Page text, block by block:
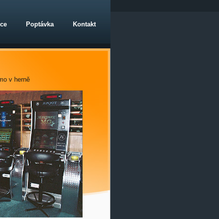
Poptávka Kontakt
v herně